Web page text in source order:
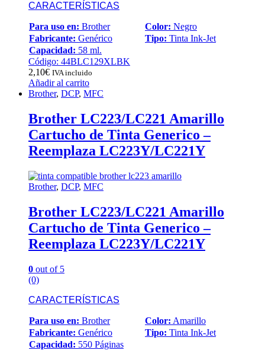
CARACTERÍSTICAS
Para uso en: Brother Color: Negro
Fabricante: Genérico Tipo: Tinta Ink-Jet
Capacidad: 58 ml.
Código: 44BLC129XLBK
2,10€ IVA incluido
Añadir al carrito
Brother, DCP, MFC
Brother LC223/LC221 Amarillo
Cartucho de Tinta Generico –
Reemplaza LC223Y/LC221Y
Brother, DCP, MFC
Brother LC223/LC221 Amarillo
Cartucho de Tinta Generico –
Reemplaza LC223Y/LC221Y
0 out of 5
(0)
CARACTERÍSTICAS
Para uso en: Brother Color: Amarillo
Fabricante: Genérico Tipo: Tinta Ink-Jet
Capacidad: 550 Páginas